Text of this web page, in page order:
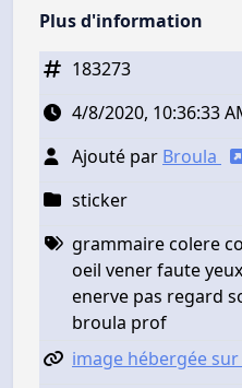
Plus d'information
183273
4/8/2020, 10:36:33
Ajouté par Broula
sticker
grammaire colere
oeil vener faute
enerve pas regard
broula prof
image hébergée sur